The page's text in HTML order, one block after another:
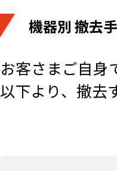
機器別 撤去
お客さまご自身
以下より、撤